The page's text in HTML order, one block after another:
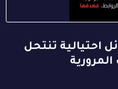
احتيالية تنتحل
المرورية